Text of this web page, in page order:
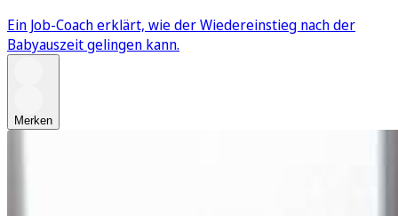
Ein Job-Coach erklärt, wie der Wiedereinstieg nach der
Babyauszeit gelingen kann.
Merken